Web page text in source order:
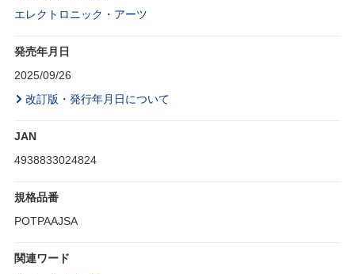
エレクトロニック・アーツ
発売年月日
2025/09/26
改訂版・発行年月日について
JAN
4938833024824
規格品番
POTPAAJSA
関連ワード